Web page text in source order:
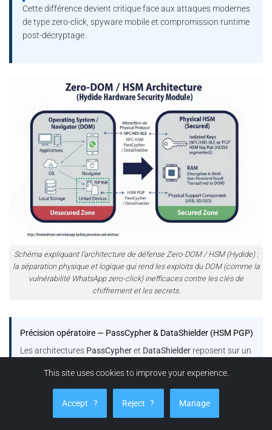
Cette différence devient critique face aux attaques modernes
de type zero-click, spyware mobile et compromission runtime
post-décryptage.
Schéma expliquant l’architecture de défense Zero-DOM / HSM (Hydide) :
la séparation physique et logique qui rend les exploits du DOM (comme la
vulnérabilité WhatsApp zero-click) inefficaces contre les clés de
chiffrement et les secrets.
Précision opératoire — PassCypher & DataShielder (HSM PGP)
Les architectures PassCypheret DataShielder reposent sur un
chiffré encapsule dessegments de 256 bits, et les fragments
de clé correspondants demeurentisolés et sécurisésdans le
local storageet le support physique HSM
, sans jamais
transiter ni être persistés côté hôte dans un état exploitable.
This site uses cookies to improve your experience.
Accept ? Reject ? Manage